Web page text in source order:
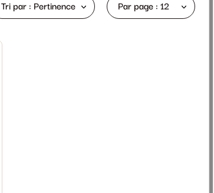
Tri par : Pertinence Par page : 12